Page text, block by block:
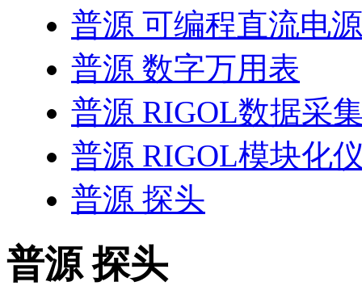
普源 可编程直流电源
普源 数字万用表
普源 RIGOL数据采
普源 RIGOL模块化
普源 探头
普源 探头